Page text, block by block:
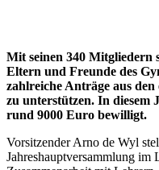
Mit seinen 340 Mitgliedern
Eltern und Freunde des
zahlreiche Anträge aus
zu unterstützen. In diesem
rund 9000 Euro bewilligt.
Vorsitzender Arno de Wyl
Jahreshauptversammlung im